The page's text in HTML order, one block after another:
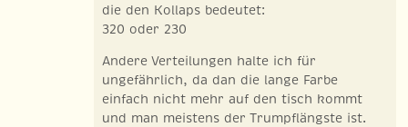
die den Kollaps bedeutet:
320 oder 230
Andere Verteilungen halte ich für
ungefährlich, da dan die lange Farbe
einfach nicht mehr auf den tisch kommt
und man meistens der Trumpflängste ist.